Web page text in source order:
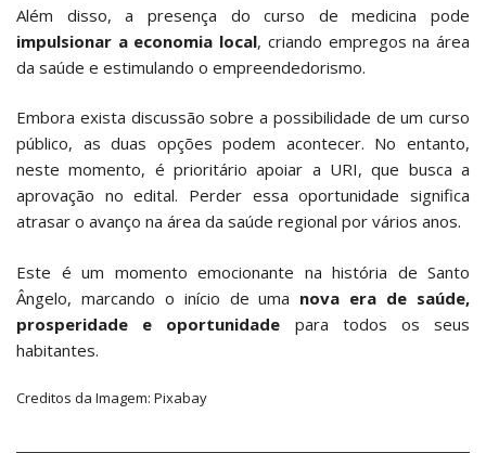
Além disso, a presença do curso de medicina pode
impulsionar a economia local, criando empregos na área
da saúde e estimulando o empreendedorismo.
Embora exista discussão sobre a possibilidade de um curso
público, as duas opções podem acontecer. No entanto,
neste momento, é prioritário apoiar a URI, que busca a
aprovação no edital. Perder essa oportunidade significa
atrasar o avanço na área da saúde regional por vários anos.
Este é um momento emocionante na história de Santo
Ângelo, marcando o início de uma nova era de saúde,
prosperidade e oportunidade para todos os seus
habitantes.
Creditos da Imagem: Pixabay